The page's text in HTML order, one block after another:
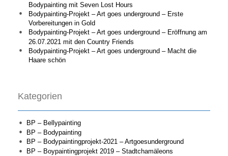
Bodypainting mit Seven Lost Hours
Bodypainting-Projekt – Art goes underground – Erste
Vorbereitungen in Gold
Bodypainting-Projekt – Art goes underground – Eröffnung am
26.07.2021 mit den Country Friends
Bodypainting-Projekt – Art goes underground – Macht die
Haare schön
Kategorien
BP – Bellypainting
BP – Bodypainting
BP – Bodypaintingprojekt-2021 – Artgoesunderground
BP – Boypaintingprojekt 2019 – Stadtchamäleons